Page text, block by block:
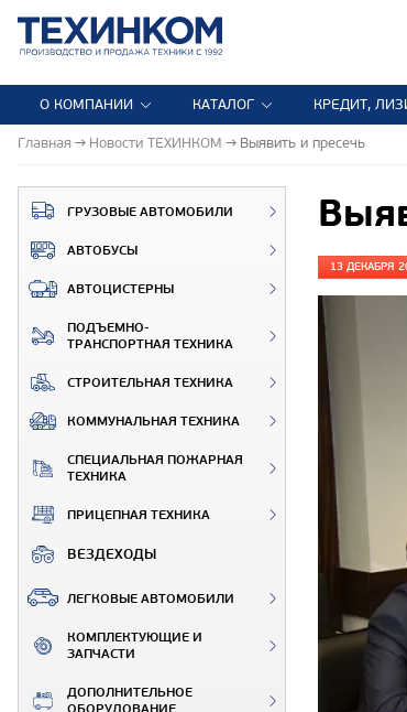
О КОМПАНИИ КАТАЛОГ КРЕДИТ,
Главная Новости ТЕХИНКОМ Выявить и пресечь
ГРУЗОВЫЕ АВТОМОБИЛИ
АВТОБУСЫ
АВТОЦИСТЕРНЫ
ПОДЪЕМНО-
ТРАНСПОРТНАЯ ТЕХНИКА
СТРОИТЕЛЬНАЯ ТЕХНИКА
КОММУНАЛЬНАЯ ТЕХНИКА
СПЕЦИАЛЬНАЯ ПОЖАРНАЯ
ТЕХНИКА
ПРИЦЕПНАЯ ТЕХНИКА
ВЕЗДЕХОДЫ
ЛЕГКОВЫЕ АВТОМОБИЛИ
КОМПЛЕКТУЮЩИЕ И
ЗАПЧАСТИ
ДОПОЛНИТЕЛЬНОЕ
13 ДЕКАБРЯ